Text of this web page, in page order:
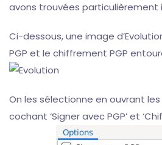
avons trouvées particulièrement
Ci-dessous, une image
PGP et le chiffrement PGP
On les sélectionne en ouvrant
cochant ‘Signer avec PGP’ et